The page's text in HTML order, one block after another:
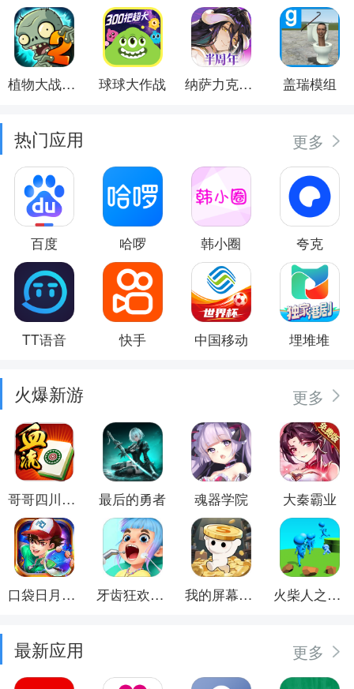
植物大战僵尸2 球球大作战 纳萨力克之王 盖瑞模组
热门应用 更多
百度 哈啰 韩小圈 夸克
TT语音 快手 中国移动 埋堆堆
火爆新游 更多
哥哥四川麻将 最后的勇者 魂器学院 大秦霸业
口袋日月游戏软件 牙齿狂欢派对 我的屏幕在喷钱 火柴人之觉醒年代
最新应用 更多